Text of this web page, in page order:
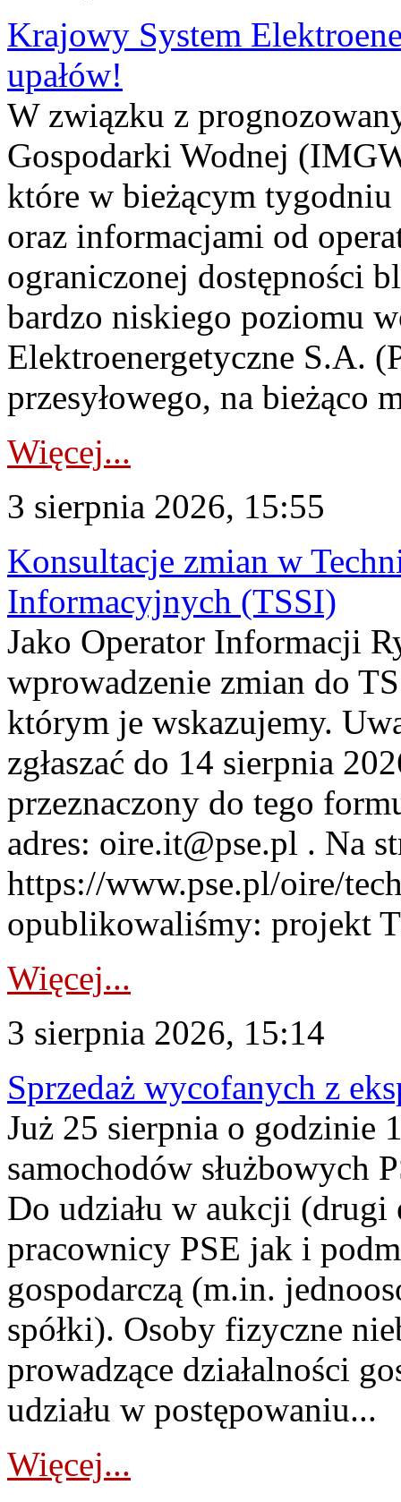
Krajowy System
upałów!
W związku z
Gospodarki Wodnej
które w bieżącym tygodniu
oraz informacjami od
ograniczonej dostępności
bardzo niskiego poziomu
Elektroenergetyczne S.A.
przesyłowego, na bieżąco
Więcej...
3 sierpnia 2026, 15:55
Konsultacje zmian w
Informacyjnych (TSSI)
Jako Operator Informacji
wprowadzenie zmian do
którym je wskazujemy.
zgłaszać do 14 sierpnia
przeznaczony do tego
adres: oire.it@pse.pl . Na
https://www.pse.pl/oire/
opublikowaliśmy: projekt
Więcej...
3 sierpnia 2026, 15:14
Sprzedaż wycofanych z
Już 25 sierpnia o godzinie
samochodów służbowych
Do udziału w aukcji (drugi
pracownicy PSE jak i
gospodarczą (m.in.
spółki). Osoby fizyczne
prowadzące działalności
udziału w postępowaniu...
Więcej...